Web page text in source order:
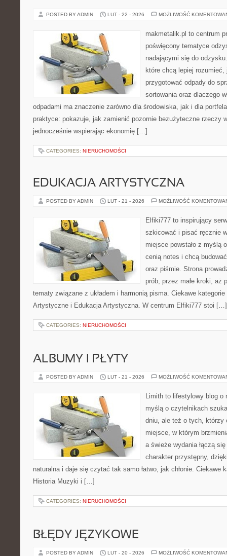
POSTED BY ADMIN LUT - 22 - 2026 MOŻLIWOŚĆ
makmetalik.pl to centrum
poświęcony tematyce
nadającymi się do
które chcą lepiej
przygotować odpady do
sortowania oraz dlaczego
odpadami ma znaczenie zarówno dla środowiska, jak i dla
praktyce: pokazuje, jak zamienić pozornie bezużyteczne rzeczy
jednocześnie wspierając ekonomię […]
CATEGORIES: NIERUCHOMOŚCI
EDUKACJA ARTYSTYCZNA
POSTED BY ADMIN LUT - 21 - 2026 MOŻLIWOŚĆ
Elfiki777 to inspirujący
szkicować i pisać ręcznie
miejsce powstało z myślą
cenią notes i chcą
oraz piśmie. Strona
prób, przez małe kroki, aż
tematy związane z układem i harmonią pisma. Ciekawe
Artystyczne i Edukacja Artystyczna. W centrum Elfiki777 stoi […]
CATEGORIES: NIERUCHOMOŚCI
ALBUMY I PŁYTY
POSTED BY ADMIN LUT - 21 - 2026 MOŻLIWOŚĆ
Limith to lifestylowy blog o
myślą o czytelnikach
dniu, ale też o tych, którzy
miejsce, w którym
a świeże wydania łączą
charakter przystępny,
naturalna i daje się czytać tak samo łatwo, jak chłonie. Ciekawe
Historia Muzyki i […]
CATEGORIES: NIERUCHOMOŚCI
BŁĘDY JĘZYKOWE
POSTED BY ADMIN LUT - 20 - 2026 MOŻLIWOŚĆ